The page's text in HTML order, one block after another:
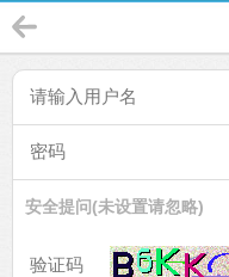
安全提问(未设置请忽略)